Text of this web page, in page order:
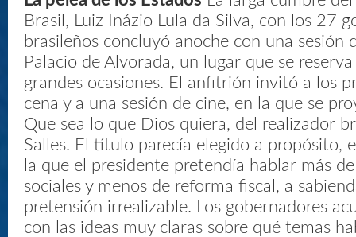
Brasil, Luiz Inázio Lula da Silva, con los 27
brasileños concluyó anoche con una sesión
Palacio de Alvorada, un lugar que se
grandes ocasiones. El anfitrión invitó a los
cena y a una sesión de cine, en la que se
Que sea lo que Dios quiera, del realizador
Salles. El título parecía elegido a propósito,
la que el presidente pretendía hablar más
sociales y menos de reforma fiscal, a
pretensión irrealizable. Los gobernadores
con las ideas muy claras sobre qué temas